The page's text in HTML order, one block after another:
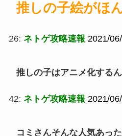
推しの子絵がほ
26: ネトゲ攻略速報 2021/
推しの子はアニメ化する
42: ネトゲ攻略速報 2021/
コミさんそんな人気あっ